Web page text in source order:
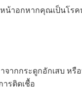
หน้าอกหากคุณเป็นโร
จากกระดูกอักเสบ ห
ารติดเชื้อ